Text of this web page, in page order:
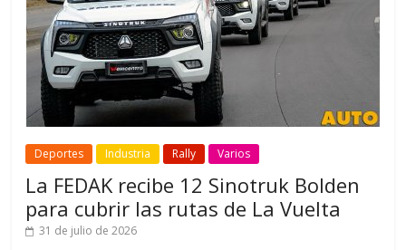
Deportes Industria Rally Varios
La FEDAK recibe 12 Sinotruk Bolden
para cubrir las rutas de La Vuelta
31 de julio de 2026